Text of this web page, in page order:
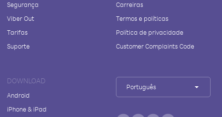
Segurança
Viber Out
Tarifas
Suporte
Carreiras
Termos e políticas
Política de privacidade
Customer Complaints Code
DOWNLOAD
Android
iPhone & iPad
Português